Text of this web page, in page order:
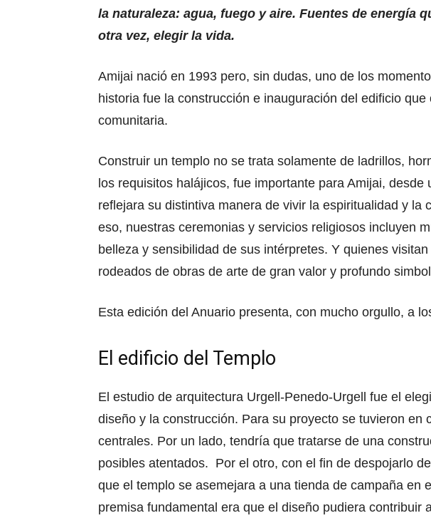
la naturaleza: agua, fuego y aire. Fuentes de energía
otra vez, elegir la vida.
Amijai nació en 1993 pero, sin dudas, uno de los
historia fue la construcción e inauguración del edificio
comunitaria.
Construir un templo no se trata solamente de ladrillos,
los requisitos halájicos, fue importante para Amijai, desde
reflejara su distintiva manera de vivir la espiritualidad y la
eso, nuestras ceremonias y servicios religiosos incluyen
belleza y sensibilidad de sus intérpretes. Y quienes
rodeados de obras de arte de gran valor y profundo
Esta edición del Anuario presenta, con mucho orgullo, a
El edificio del Templo
El estudio de arquitectura Urgell-Penedo-Urgell fue el
diseño y la construcción. Para su proyecto se tuvieron en
centrales. Por un lado, tendría que tratarse de una
posibles atentados. Por el otro, con el fin de despojarlo
que el templo se asemejara a una tienda de campaña en
premisa fundamental era que el diseño pudiera contribuir